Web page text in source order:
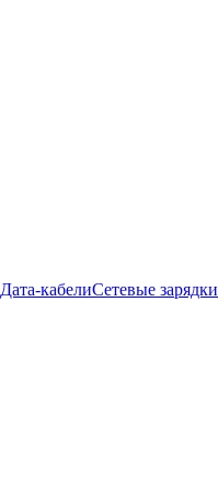
Дата-кабелиСетевые зарядки